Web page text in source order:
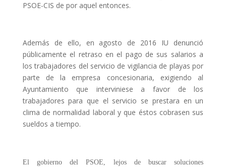
PSOE-CIS de por aquel entonces.
Además de ello, en agosto de 2016 IU denunció
públicamente el retraso en el pago de sus salarios a
los trabajadores del servicio de vigilancia de playas por
parte de la empresa concesionaria, exigiendo al
Ayuntamiento que interviniese a favor de los
trabajadores para que el servicio se prestara en un
clima de normalidad laboral y que éstos cobrasen sus
sueldos a tiempo.
El gobierno del PSOE, lejos de buscar soluciones